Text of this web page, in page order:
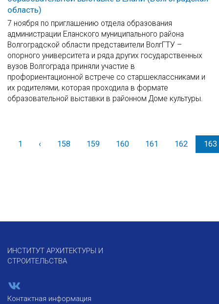
область)
7 ноября по приглашению отдела образования
администрации Еланского муниципального района
Волгоградской области представители ВолгГТУ –
опорного университета и ряда других государственных
вузов Волгограда приняли участие в
профориентационной встрече со старшеклассниками и
их родителями, которая проходила в формате
образовательной выставки в районном Доме культуры.
1 ‹Назад158 159 160 161 162 163
ИНСТИТУТ АРХИТЕКТУРЫ И
СТРОИТЕЛЬСТВА
Контактная информация